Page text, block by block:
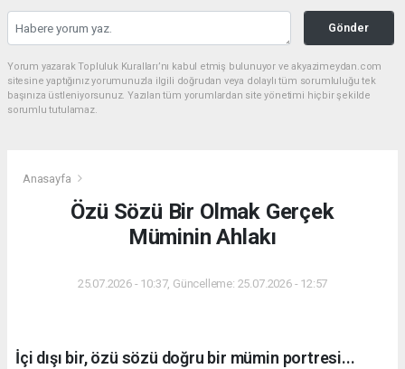
Gönder
Yorum yazarak Topluluk Kuralları’nı kabul etmiş bulunuyor ve akyazimeydan.com
sitesine yaptığınız yorumunuzla ilgili doğrudan veya dolaylı tüm sorumluluğu tek
başınıza üstleniyorsunuz. Yazılan tüm yorumlardan site yönetimi hiçbir şekilde
sorumlu tutulamaz.
Anasayfa
Özü Sözü Bir Olmak Gerçek
Müminin Ahlakı
25.07.2026 - 10:37, Güncelleme: 25.07.2026 - 12:57
İçi dışı bir, özü sözü doğru bir mümin portresi...